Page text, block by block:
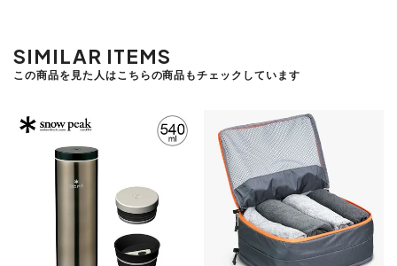
SIMILAR ITEMS
この商品を見た人はこちらの商品もチェックしています